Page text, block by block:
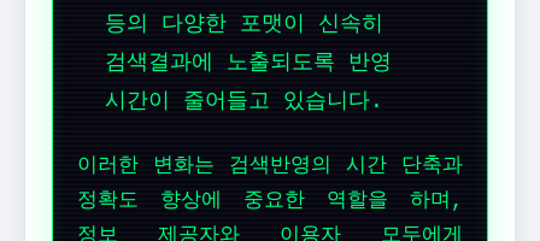
등의 다양한 포맷이 신속히
검색결과에 노출되도록 반영
시간이 줄어들고 있습니다.
이러한 변화는 검색반영의 시간 단축과
정확도 향상에 중요한 역할을 하며,
정보 제공자와 이용자 모두에게